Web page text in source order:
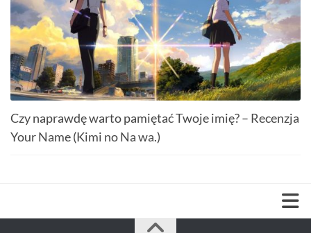
Czy naprawdę warto pamiętać Twoje imię? – Recenzja
Your Name (Kimi no Na wa.)